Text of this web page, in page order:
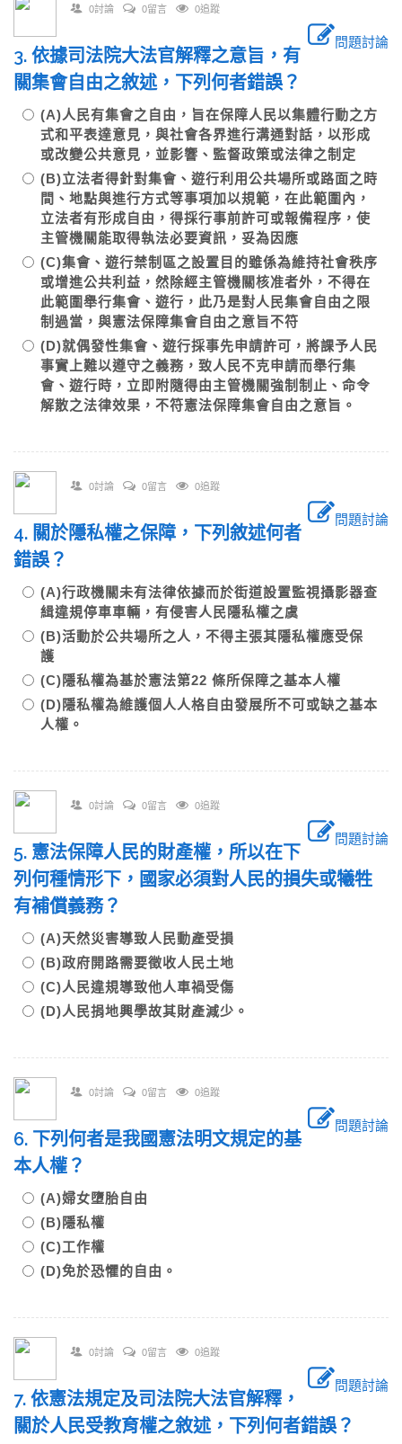
0討論 0留言 0追蹤
問題討論
3. 依據司法院大法官解釋之意旨，有
關集會自由之敘述，下列何者錯誤？
(A)人民有集會之自由，旨在保障人民以集體行動之方
式和平表達意見，與社會各界進行溝通對話，以形成
或改變公共意見，並影響、監督政策或法律之制定
(B)立法者得針對集會、遊行利用公共場所或路面之時
間、地點與進行方式等事項加以規範，在此範圍內，
立法者有形成自由，得採行事前許可或報備程序，使
主管機關能取得執法必要資訊，妥為因應
(C)集會、遊行禁制區之設置目的雖係為維持社會秩序
或增進公共利益，然除經主管機關核准者外，不得在
此範圍舉行集會、遊行，此乃是對人民集會自由之限
制過當，與憲法保障集會自由之意旨不符
(D)就偶發性集會、遊行採事先申請許可，將課予人民
事實上難以遵守之義務，致人民不克申請而舉行集
會、遊行時，立即附隨得由主管機關強制制止、命令
解散之法律效果，不符憲法保障集會自由之意旨。
0討論 0留言 0追蹤
問題討論
4. 關於隱私權之保障，下列敘述何者
錯誤？
(A)行政機關未有法律依據而於街道設置監視攝影器查
緝違規停車車輛，有侵害人民隱私權之虞
(B)活動於公共場所之人，不得主張其隱私權應受保
護
(C)隱私權為基於憲法第22 條所保障之基本人權
(D)隱私權為維護個人人格自由發展所不可或缺之基本
人權。
0討論 0留言 0追蹤
問題討論
5. 憲法保障人民的財產權，所以在下
列何種情形下，國家必須對人民的損失或犧牲
有補償義務？
(A)天然災害導致人民動產受損
(B)政府開路需要徵收人民土地
(C)人民違規導致他人車禍受傷
(D)人民捐地興學故其財產減少。
0討論 0留言 0追蹤
問題討論
6. 下列何者是我國憲法明文規定的基
本人權？
(A)婦女墮胎自由
(B)隱私權
(C)工作權
(D)免於恐懼的自由。
0討論 0留言 0追蹤
問題討論
7. 依憲法規定及司法院大法官解釋，
關於人民受教育權之敘述，下列何者錯誤？